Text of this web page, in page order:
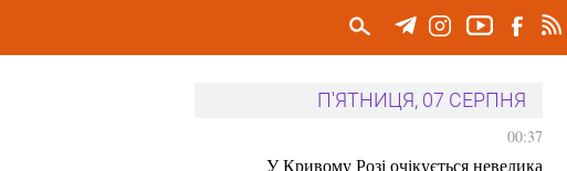
П'ЯТНИЦЯ, 07 СЕРПНЯ
00:37
У Кривому Розі очікується невелика